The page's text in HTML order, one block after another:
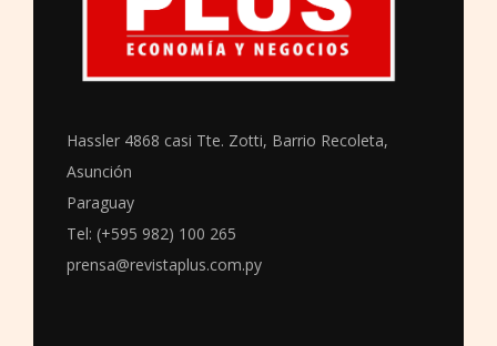
Hassler 4868 casi Tte. Zotti, Barrio Recoleta,
Asunción
Paraguay
Tel: (+595 982) 100 265
prensa@revistaplus.com.py